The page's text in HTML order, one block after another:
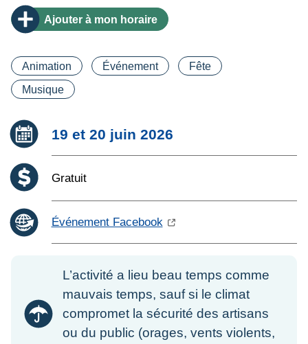
Ajouter à mon horaire
Catégorie(s)
Animation Événement
Fête
Musique
Date :
19 et 20 juin 2026
Coût :
Gratuit
Événement Facebook
L’activité a lieu beau temps comme
mauvais temps, sauf si le climat
compromet la sécurité des artisans
ou du public (orages, vents violents,